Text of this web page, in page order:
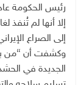
رئيس الحكومة
إلا أنها لم
إلى الصراع
وكشفت أن “من
الجديدة في